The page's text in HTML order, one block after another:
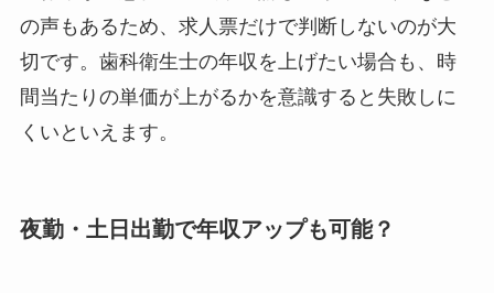
の声もあるため、求人票だけで判断しないのが大
切です。歯科衛生士の年収を上げたい場合も、時
間当たりの単価が上がるかを意識すると失敗しに
くいといえます。
夜勤・土日出勤で年収アップも可能？